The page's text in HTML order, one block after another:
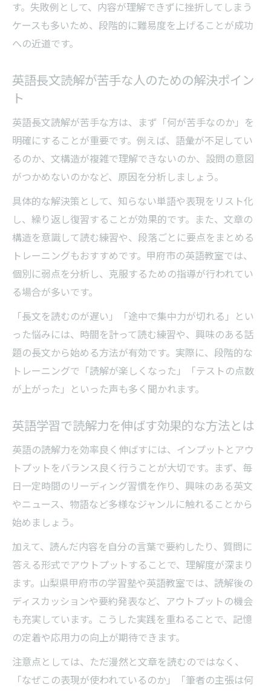
英語長文読解で役立つノート術と復習方法
読解力を伸ばす英語学習のポイントを整理
読解が苦手なら甲府市での学びが鍵
読解が苦手な人向け甲府市の英語指導の特
徴
点
英語読解が苦手な方のための学習相談の活
力
読解対策に強い甲府市の英語講座の選び方
英語を読む力を高める注目の方法
英語長文読解力向上に役立つ音読練習法
英語を読む力を伸ばす多読と精読のバラン
ス
英語学習で注目される要約トレーニングの
効果
英語長文を読む際のスキャニング技術の活
用
実践的な長文読解で英語力を磨くコツ
実践的英語長文読解で大切なポイントと準
備
英語力を磨く実践読解問題の取り組み方
長文読解後の復習が英語力向上に与える影
響
英語長文から学ぶ語彙力・表現力の伸ばし
方
実践的な英語長文読解の記録と振り返り方
法
す。失敗例として、内容が理解できずに挫折してしまう
ケースも多いため、段階的に難易度を上げることが成功
への近道です。
英語長文読解が苦手な人のための解決ポイン
ト
英語長文読解が苦手な方は、まず「何が苦手なのか」を
明確にすることが重要です。例えば、語彙が不足してい
るのか、文構造が複雑で理解できないのか、設問の意図
がつかめないのかなど、原因を分析しましょう。
具体的な解決策として、知らない単語や表現をリスト化
し、繰り返し復習することが効果的です。また、文章の
構造を意識して読む練習や、段落ごとに要点をまとめる
トレーニングもおすすめです。甲府市の英語教室では、
個別に弱点を分析し、克服するための指導が行われてい
る場合が多いです。
「長文を読むのが遅い」「途中で集中力が切れる」とい
った悩みには、時間を計って読む練習や、興味のある話
題の長文から始める方法が有効です。実際に、段階的な
トレーニングで「読解が楽しくなった」「テストの点数
が上がった」といった声も多く聞かれます。
英語学習で読解力を伸ばす効果的な方法とは
英語の読解力を効率良く伸ばすには、インプットとアウ
トプットをバランス良く行うことが大切です。まず、毎
日一定時間のリーディング習慣を作り、興味のある英文
やニュース、物語など多様なジャンルに触れることから
始めましょう。
加えて、読んだ内容を自分の言葉で要約したり、質問に
答える形式でアウトプットすることで、理解度が深まり
ます。山梨県甲府市の学習塾や英語教室では、読解後の
ディスカッションや要約発表など、アウトプットの機会
も充実しています。こうした実践を重ねることで、記憶
の定着や応用力の向上が期待できます。
注意点としては、ただ漫然と文章を読むのではなく、
「なぜこの表現が使われているのか」「筆者の主張は何